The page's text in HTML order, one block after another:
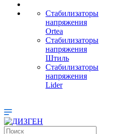
Стабилизаторы
напряжения
Ortea
Стабилизаторы
напряжения
Штиль
Стабилизаторы
напряжения
Lider